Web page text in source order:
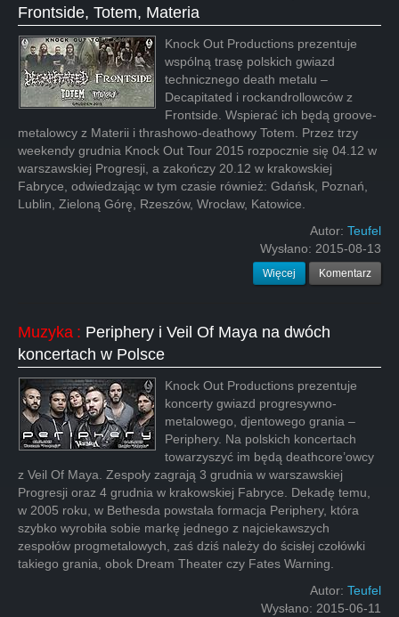
Frontside, Totem, Materia
Knock Out Productions prezentuje
wspólną trasę polskich gwiazd
technicznego death metalu –
Decapitated i rockandrollowców z
Frontside. Wspierać ich będą groove-
metalowcy z Materii i thrashowo-deathowy Totem. Przez trzy
weekendy grudnia Knock Out Tour 2015 rozpocznie się 04.12 w
warszawskiej Progresji, a zakończy 20.12 w krakowskiej
Fabryce, odwiedzając w tym czasie również: Gdańsk, Poznań,
Lublin, Zieloną Górę, Rzeszów, Wrocław, Katowice.
Autor: Teufel
Wysłano: 2015-08-13
Więcej Komentarz
Muzyka : Periphery i Veil Of Maya na dwóch
koncertach w Polsce
Knock Out Productions prezentuje
koncerty gwiazd progresywno-
metalowego, djentowego grania –
Periphery. Na polskich koncertach
towarzyszyć im będą deathcore’owcy
z Veil Of Maya. Zespoły zagrają 3 grudnia w warszawskiej
Progresji oraz 4 grudnia w krakowskiej Fabryce. Dekadę temu,
w 2005 roku, w Bethesda powstała formacja Periphery, która
szybko wyrobiła sobie markę jednego z najciekawszych
zespołów progmetalowych, zaś dziś należy do ścisłej czołówki
takiego grania, obok Dream Theater czy Fates Warning.
Autor: Teufel
Wysłano: 2015-06-11